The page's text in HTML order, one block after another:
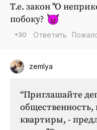
Т.е. закон "О
побоку?
+30 Ответить
zemlya
“Приглашайте
общественность,
квартиры, -